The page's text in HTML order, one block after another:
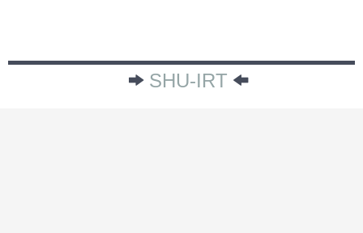
SHU-IRT